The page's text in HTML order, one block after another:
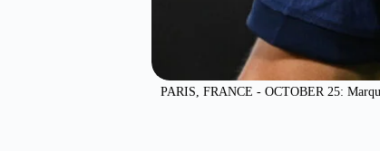
PARIS, FRANCE - OCTOBER 25: